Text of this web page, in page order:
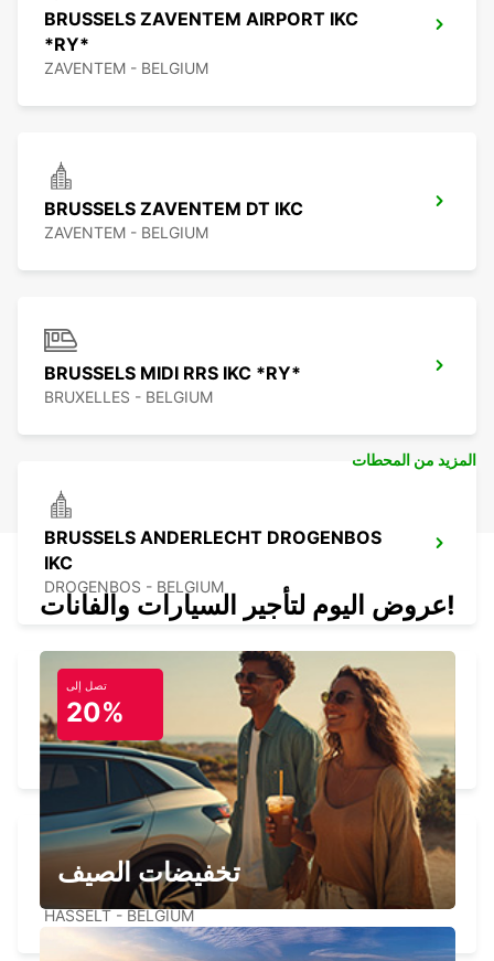
BRUSSELS ZAVENTEM AIRPORT IKC
*RY*
ZAVENTEM - BELGIUM
BRUSSELS ZAVENTEM DT IKC
ZAVENTEM - BELGIUM
BRUSSELS MIDI RRS IKC *RY*
BRUXELLES - BELGIUM
BRUSSELS ANDERLECHT DROGENBOS
IKC
DROGENBOS - BELGIUM
EINDHOVEN AIRPORT IKC
EINDHOVEN - NETHERLANDS
HASSELT IKC SWINNEN
HASSELT - BELGIUM
المزيد من المحطات
عروض اليوم لتأجير السيارات والفانات!
تصل إلى
20%
تخفيضات الصيف